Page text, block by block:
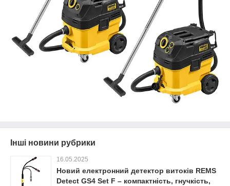
Інші новини рубрики
16.05.2025
Новий електронний детектор витоків REMS
Detect GS4 Set F – компактність, гнучкість,